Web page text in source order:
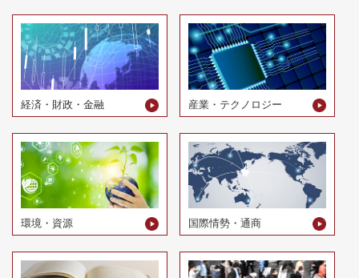
経済・財政・金融 産業・テクノロジー
環境・資源 国際情勢・通商